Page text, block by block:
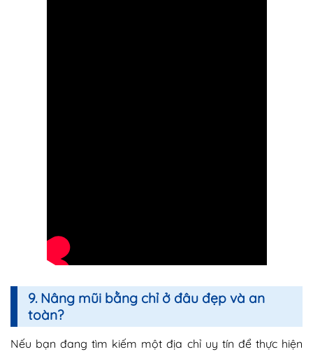
9. Nâng mũi bằng chỉ ở đâu đẹp và an
toàn?
Nếu bạn đang tìm kiếm một địa chỉ uy tín để thực hiện